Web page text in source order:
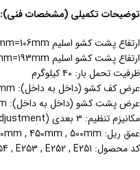
توضیحات تکمیلی (مشخصات فنی):
ارتفاع پشت کشو اسلیم 63mm=106mm
ارتفاع پشت کشو اسلیم 148mm=193mm
ظرفیت تحمل بار: ۴۰ کیلوگرم
عرض کف کشو (داخل به داخل): 19mm
عرض پشت کشو (داخل به داخل): 40mm
مکانیزم تنظیم: ۳ بعدی (3D Adjustment)
عمق ریل: 300mm , 350mm , 400mm , 450mm , 500mm
کد محصول: E255 , E254 , E253 , E252 , E251